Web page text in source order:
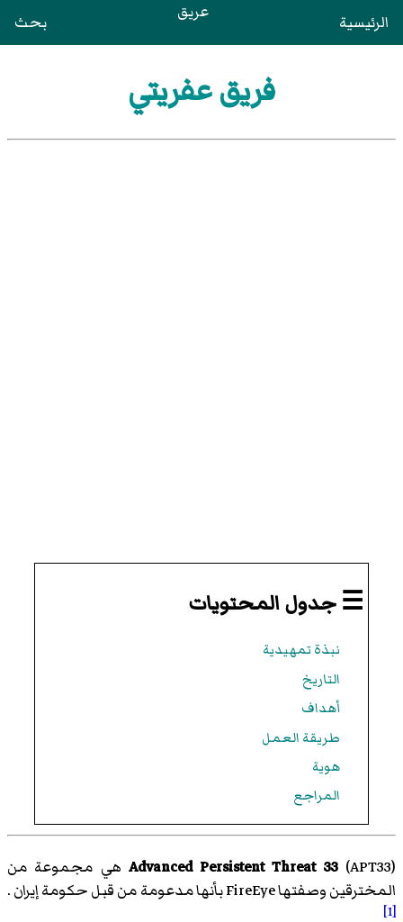
الرئيسية عريق بحث
فريق عفريتي
☰ جدول المحتويات
نبذة تمهيدية
التاريخ
أهداف
طريقة العمل
هوية
المراجع
Advanced Persistent Threat 33 (APT33) هي مجموعة من
المخترقين وصفتهاFireEyeبأنها مدعومة من قبل حكومة إيران .
[1]